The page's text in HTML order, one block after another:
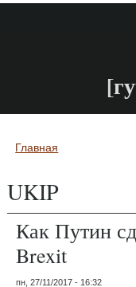
Вы здесь
Главная
UKIP
Как Путин
Brexit
пн, 27/11/2017 - 16:32